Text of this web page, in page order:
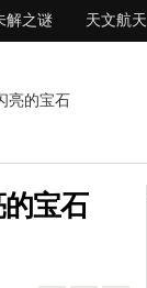
解之谜 天文航天
亮的宝石
宝石